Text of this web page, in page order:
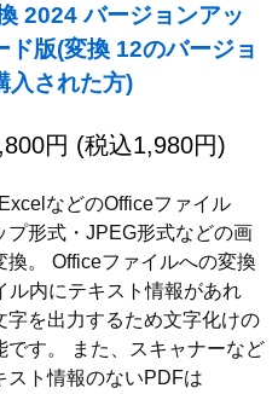
2024 バージョンアッ
ド版(変換 12のバージョ
入された方)
円 (税込1,980円)
などのOfficeファイル
プ形式・JPEG形式などの画
換。 Officeファイルへの変換
ル内にテキスト情報があれ
字を出力するため文字化けの
です。 また、スキャナーなど
スト情報のないPDFは